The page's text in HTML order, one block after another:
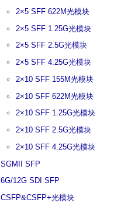
2×5 SFF 622M光模块
2×5 SFF 1.25G光模块
2×5 SFF 2.5G光模块
2×5 SFF 4.25G光模块
2×10 SFF 155M光模块
2×10 SFF 622M光模块
2×10 SFF 1.25G光模块
2×10 SFF 2.5G光模块
2×10 SFF 4.25G光模块
SGMII SFP
6G/12G SDI SFP
CSFP&CSFP+光模块